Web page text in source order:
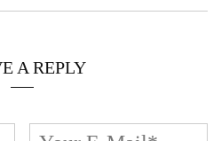
A REPLY